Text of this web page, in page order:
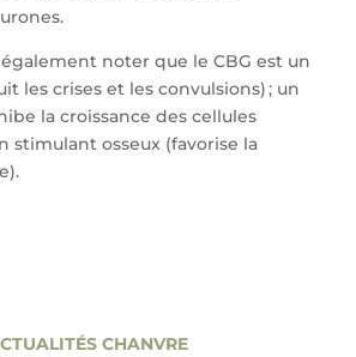
noter que le CBG est un
les crises et les convulsions) ; un
la croissance des cellules
stimulant osseux (favorise la
CHANVRE